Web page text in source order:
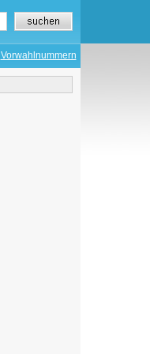
Vorwahlnummern